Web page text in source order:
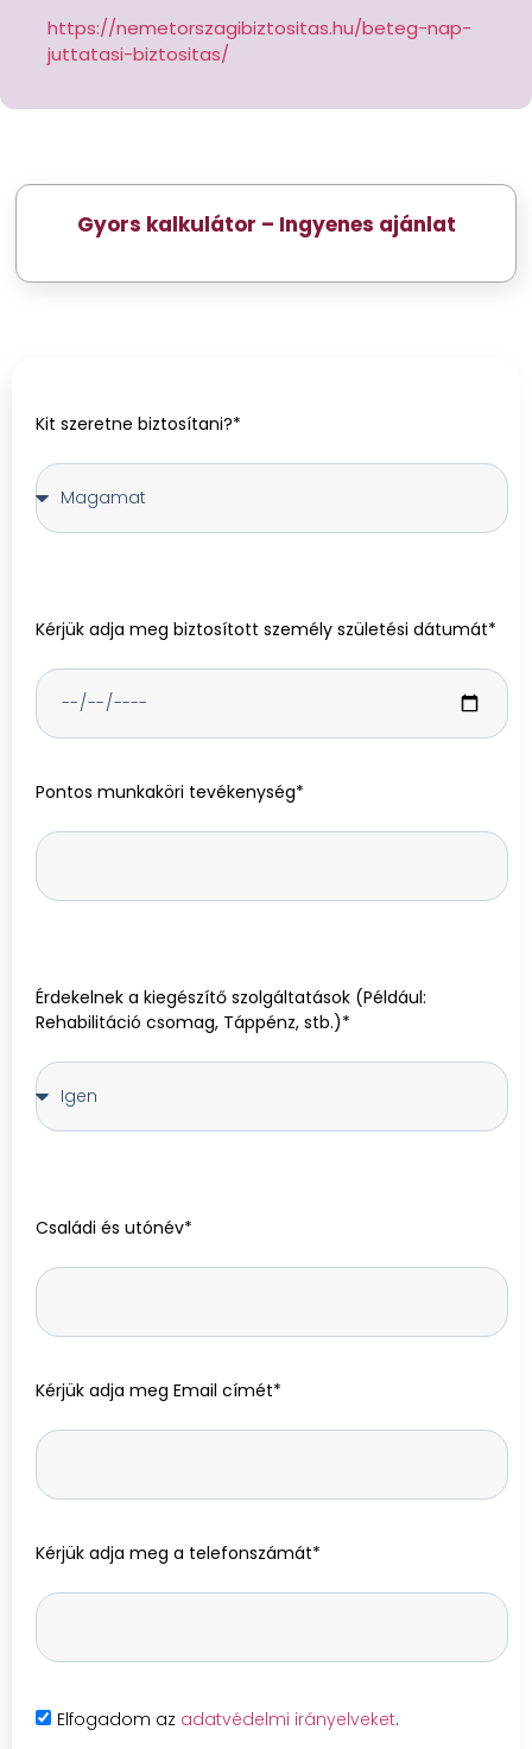
https://nemetorszagibiztositas.hu/beteg-nap-
juttatasi-biztositas/
Gyors kalkulátor – Ingyenes ajánlat
Kit szeretne biztosítani?*
Kérjük adja meg biztosított személy születési dátumát*
Pontos munkaköri tevékenység*
Érdekelnek a kiegészítő szolgáltatások (Például:
Rehabilitáció csomag, Táppénz, stb.)*
Családi és utónév*
Kérjük adja meg Email címét*
Kérjük adja meg a telefonszámát*
Elfogadom az adatvédelmi irányelveket.